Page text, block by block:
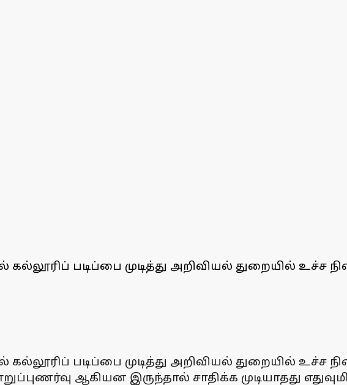
கல்லூரிப் படிப்பை முடித்து அறிவியல் துறையில்
கல்லூரிப் படிப்பை முடித்து அறிவியல் துறையில்
ஆகியன இருந்தால் சாதிக்க முடியாதது